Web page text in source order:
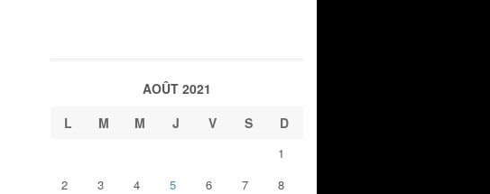
AOÛT 2021
L
M M J V S D
1
2
3 4 5 6 7
8